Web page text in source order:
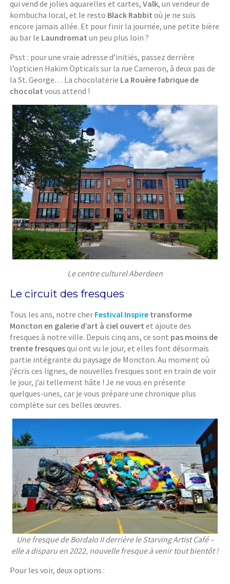
qui vend de jolies aquarelles et cartes,Valk, un vendeur de
kombucha local, et le resto Black Rabbit où je ne suis
encore jamais allée. Et pour finir la journée, une petite bière
au bar le Laundromat un peu plus loin ?
Psst : pour une vraie adresse d’initiés, passez derrière
l’opticien Hakim Opticals sur la rue Cameron, à deux pas de
la St. George… La chocolaterie La Rouère fabrique de
chocolat vous attend !
Le centre culturel Aberdeen
Le circuit des fresques
Tous les ans, notre cher Festival Inspire transforme
Moncton en galerie d’art à ciel ouvert et ajoute des
fresques à notre ville. Depuis cinq ans, ce sont pas moins de
trente fresquesqui ont vu le jour, et elles font désormais
partie intégrante du paysage de Moncton. Au moment où
j’écris ces lignes, de nouvelles fresques sont en train de voir
le jour, j’ai tellement hâte ! Je ne vous en présente
quelques-unes, car je vous prépare une chronique plus
complète sur ces belles œuvres.
Une fresque de Bordalo II derrière le Starving Artist Café –
elle a disparu en 2022, nouvelle fresque à venir tout bientôt !
Pour les voir, deux options :